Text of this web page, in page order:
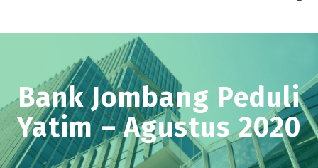
Bank Jombang Peduli
Yatim – Agustus 2020